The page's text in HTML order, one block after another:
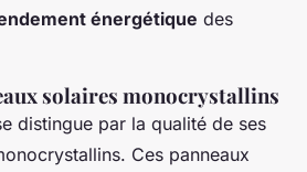
énergétique des
solaires monocrystallins
distingue par la qualité de ses
Ces panneaux